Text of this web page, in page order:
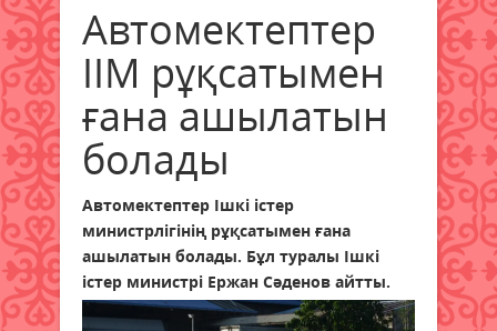
Автомектептер
ІІМ рұқсатымен
ғана ашылатын
болады
Автомектептер Ішкі істер
министрлігінің рұқсатымен ғана
ашылатын болады. Бұл туралы Ішкі
істер министрі Ержан Сәденов айтты.